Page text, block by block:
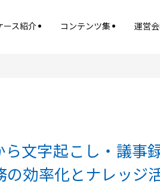
ース紹介 コンテンツ集 運営
ら文字起こし・議事
効率化とナレッジ